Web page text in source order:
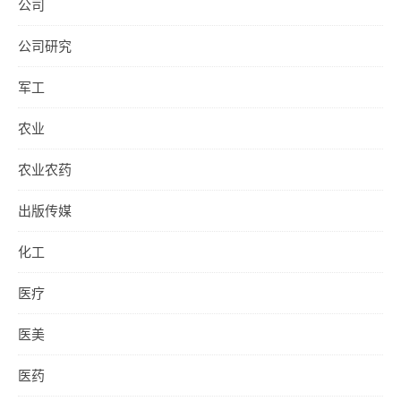
公司
公司研究
军工
农业
农业农药
出版传媒
化工
医疗
医美
医药